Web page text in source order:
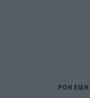
ΡΟΗ